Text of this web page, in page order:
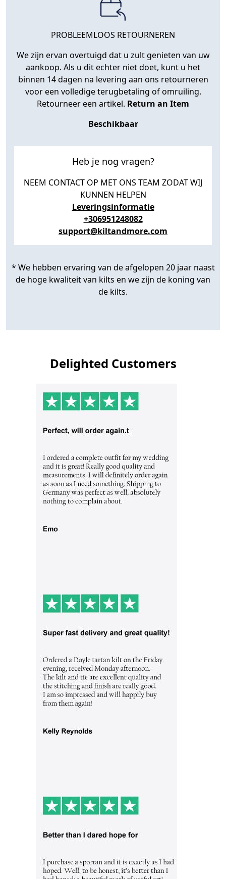
PROBLEEMLOOS RETOURNEREN
We zijn ervan overtuigd dat u zult genieten van uw
aankoop. Als u dit echter niet doet, kunt u het
binnen 14 dagen na levering aan ons retourneren
voor een volledige terugbetaling of omruiling.
Retourneer een artikel. Return an Item
Beschikbaar
Heb je nog vragen?
NEEM CONTACT OP MET ONS TEAM ZODAT WIJ
KUNNEN HELPEN
Leveringsinformatie
+306951248082
support@kiltandmore.com
* We hebben ervaring van de afgelopen 20 jaar naast
de hoge kwaliteit van kilts en we zijn de koning van
de kilts.
Delighted Customers